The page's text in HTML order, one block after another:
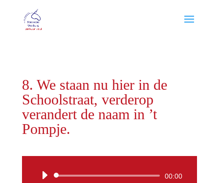
8. We staan nu hier in de
Schoolstraat, verderop
verandert de naam in ’t
Pompje.
Audiospeler 00:00